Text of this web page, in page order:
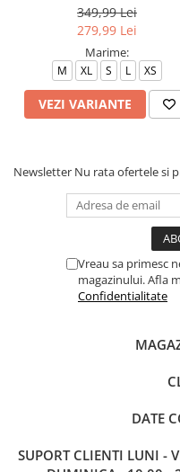
349,99 Lei
279,99 Lei
Marime:
M XL S L XS
VEZI VARIANTE
Newsletter Nu rata ofertele si
Vreau sa primesc
magazinului. Afla
Confidentialitate
DATE
SUPORT CLIENTI LUNI -